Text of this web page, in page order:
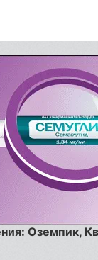
Оземпик,